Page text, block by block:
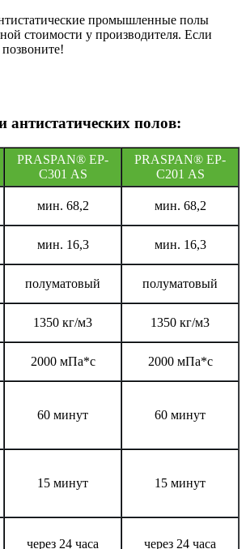
промышленные полы
стоимости у производителя. Если
антистатических полов:
PRASPAN® EP-
С301 AS
PRASPAN® EP-
С201 AS
мин. 68,2 мин. 68,2
мин. 16,3 мин. 16,3
полуматовый полуматовый
1350 кг/м3 1350 кг/м3
2000 мПа*с 2000 мПа*с
60 минут 60 минут
15 минут 15 минут
через 24 часа через 24 часа